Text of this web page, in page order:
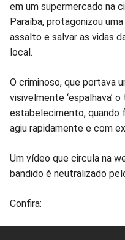
no
Facebook
no
no
em um supermercado na
Paraíba, protagonizou
assalto e salvar as vidas
local.
O criminoso, que portava
visivelmente ‘espalhava’
estabelecimento, quando
agiu rapidamente e com
Um vídeo que circula na
bandido é neutralizado
Confira: